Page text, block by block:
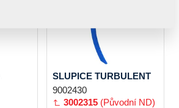
SLUPICE TURBULENT
9002430
3002315 (Původní ND)